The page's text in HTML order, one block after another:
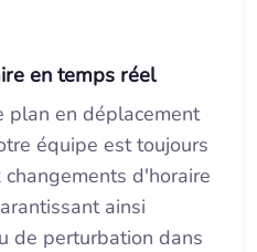
en temps réel
plan en déplacement
équipe est toujours
d'horaire
ainsi
de perturbation dans